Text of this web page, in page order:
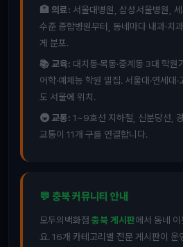
🏥 의료: 서울대병원, 삼성서울병원,
수준 종합병원부터, 동네마다 내과·치
게 분포.
📚 교육: 대치동·목동·중계동 3대 학원
어학·예체능 학원 밀집. 서울대·연세대
도 서울에 위치.
🚇 교통: 1~9호선 지하철, 신분당선,
교통이 11개 구를 연결합니다.
💬 충북 커뮤니티 안내
모두의백화점충북 게시판에서 동네
요. 16개 카테고리별 전문 게시판이 운